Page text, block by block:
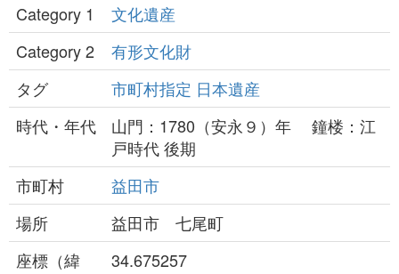
Category 1
文化遺産
Category 2
有形文化財
タグ
市町村指定 日本遺産
時代・年代
山門：1780（安永９）年 鐘楼：江
戸時代 後期
市町村
益田市
場所
益田市 七尾町
座標（緯
34.675257